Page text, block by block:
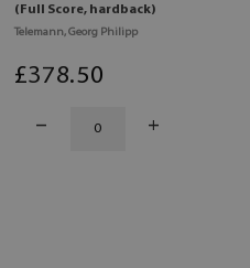
(Full Score, hardback)
Telemann, Georg Philipp
£378.50